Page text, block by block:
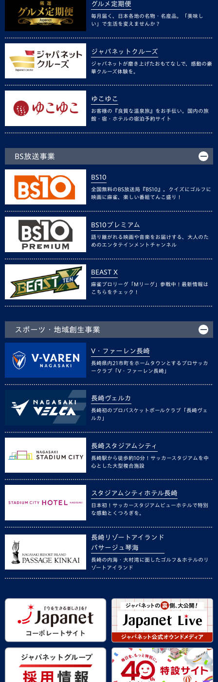
グルメ定期便
毎月届く、日本各地の名物・名産品。「美味し
い」で生活を変えませんか？
ジャパネットクルーズ
ジャパネットが磨き上げたおもてなしで、感動の豪
華クルーズ体験を。
ゆこゆこ
お客様の『良質な温泉旅』をお手伝い。国内の旅
館・宿・ホテルの宿泊予約サイト
BS放送事業
BS10
全国無料のBS放送局『BS10』。クイズにゴルフに
映画に麻雀、楽しい番組てんこ盛り！
BS10プレミアム
語り継がれる映画や音楽をお届けする、大人のた
めのエンタテインメントチャンネル
BEAST X
麻雀プロリーグ「Mリーグ」参戦中！最新情報は
こちらをチェック！
スポーツ・地域創生事業
V・ファーレン長崎
長崎県内21市町をホームタウンとするプロサッカ
ークラブ「V・ファーレン長崎」
長崎ヴェルカ
長崎初のプロバスケットボールクラブ「長崎ヴェ
ルカ」
長崎スタジアムシティ
長崎駅から徒歩約10分！サッカースタジアムを中
心とした大型複合施設
スタジアムシティホテル長崎
日本初！サッカースタジアムビューホテルで特別
な感動とくつろぎを。
長崎リゾートアイランド
パサージュ琴海
長崎の内海・大村湾に面したゴルフ＆ホテルのリ
ゾートアイランド